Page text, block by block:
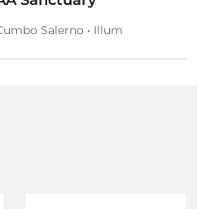
Salerno • Illum